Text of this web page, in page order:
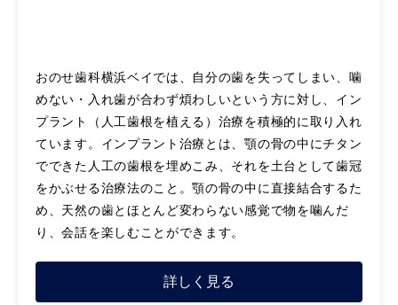
おのせ歯科横浜ベイでは、自分の歯を失ってしまい、噛
めない・入れ歯が合わず煩わしいという方に対し、イン
プラント（人工歯根を植える）治療を積極的に取り入れ
ています。インプラント治療とは、顎の骨の中にチタン
でできた人工の歯根を埋めこみ、それを土台として歯冠
をかぶせる治療法のこと。顎の骨の中に直接結合するた
め、天然の歯とほとんど変わらない感覚で物を噛んだ
り、会話を楽しむことができます。
詳しく見る